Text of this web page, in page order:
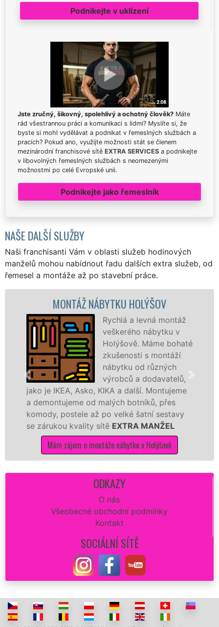
Podnikejte v uklízení
Jste zručný, šikovný, spolehlivý a ochotný člověk? Máte
rád všestrannou práci a komunikaci s lidmi? Myslíte si, že
byste si mohl vydělávat a podnikat v řemeslných službách a
pracích? Pokud ano, využijte možnosti stát se členem
mezinárodní franchisové sítě EXTRA SERVICES a podnikejte
v libovolných řemeslných službách s neomezenými
možnostmi po celé Evropské unii.
Podnikejte jako řemeslník
NAŠE DALŠÍ SLUŽBY
Naši franchisanti Vám v oblasti služeb hodinových
manželů mohou nabídnout řadu dalších extra služeb, od
řemesel a montáže až po stavební práce.
MONTÁŽ NÁBYTKU HOLÝŠOV
Rychlá a levná montáž
veškerého nábytku v
Holýšově. Máme bohaté
zkušenosti s montáží
nábytku od různých
výrobců a dodavatelů,
je IKEA, Asko, KIKA a další. Montujeme
od malých botníků, přes
postele až po velké šatní sestavy
kvality sítěEXTRA MANŽEL
Mám zájem o montáže nábytku v Holýšově
ODKAZY
O nás
Všeobecné obchodní podmínky
Kontakt
SOCIÁLNÍ SÍTĚ